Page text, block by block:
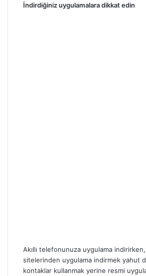
İndirdiğiniz uygulamalara dikkat edin
Akıllı telefonunuza uygulama
sitelerinden uygulama indirmek yahut
kontaklar kullanmak yerine resmi